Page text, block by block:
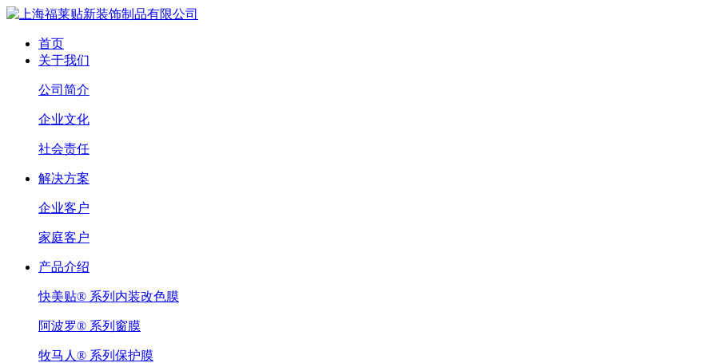
首页
关于我们
公司简介
企业文化
社会责任
解决方案
企业客户
家庭客户
产品介绍
快美贴® 系列内装改色膜
阿波罗® 系列窗膜
牧马人® 系列保护膜